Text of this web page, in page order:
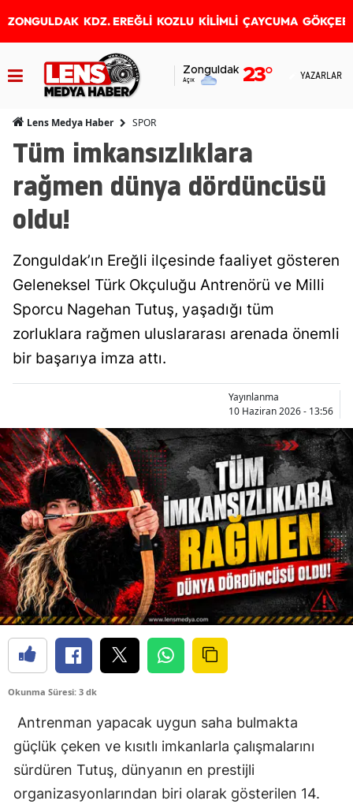
ZONGULDAK KDZ. EREĞLİ KOZLU KİLİMLİ ÇAYCUMA
Zonguldak
Açık 23° YAZARLAR
Lens Medya Haber SPOR
Tüm imkansızlıklara
rağmen dünya dördüncüsü
oldu!
Zonguldak’ın Ereğli ilçesinde faaliyet gösteren
Geleneksel Türk Okçuluğu Antrenörü ve Milli
Sporcu Nagehan Tutuş, yaşadığı tüm
zorluklara rağmen uluslararası arenada önemli
bir başarıya imza attı.
Yayınlanma
10 Haziran 2026 - 13:56
Okunma Süresi: 3 dk
Antrenman yapacak uygun saha bulmakta
güçlük çeken ve kısıtlı imkanlarla çalışmalarını
sürdüren Tutuş, dünyanın en prestijli
organizasyonlarından biri olarak gösterilen 14.